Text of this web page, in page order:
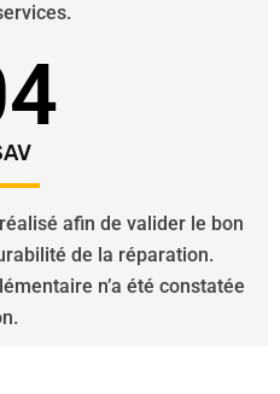
afin de valider le bon
de la réparation.
n’a été constatée